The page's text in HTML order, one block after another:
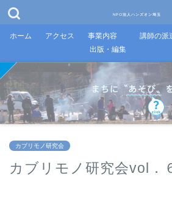
NPO法人ハンズオン埼玉
ホーム アクセス
事業内容
出版・編集
講師の派
カブリモノ研究会
カブリモノ研究会vol